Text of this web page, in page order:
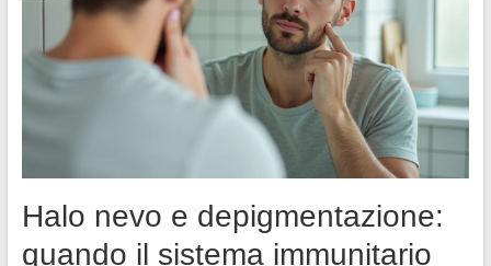
Halo nevo e depigmentazione:
quando il sistema immunitario